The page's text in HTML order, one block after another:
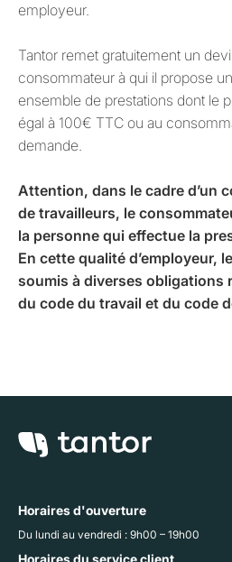
employeur.
Tantor remet gratuitement un
consommateur à qui il propose
ensemble de prestations dont le
égal à 100€ TTC ou au
demande.
Attention, dans le cadre d’un
de travailleurs, le
la personne qui effectue la
En cette qualité d’employeur,
soumis à diverses obligations
du code du travail et du code
Horaires d'ouverture
Du lundi au vendredi : 9h00 – 19h00
Horaires du service client